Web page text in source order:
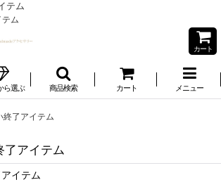
テム
ム
カート
ら選ぶ 商品検索 カート メニュー
終了アイテム
了アイテム
イテム